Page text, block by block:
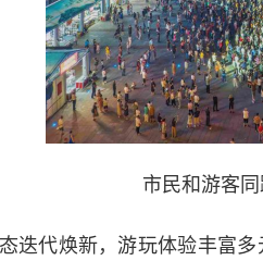
市民和游客
代焕新，游玩体验丰富多